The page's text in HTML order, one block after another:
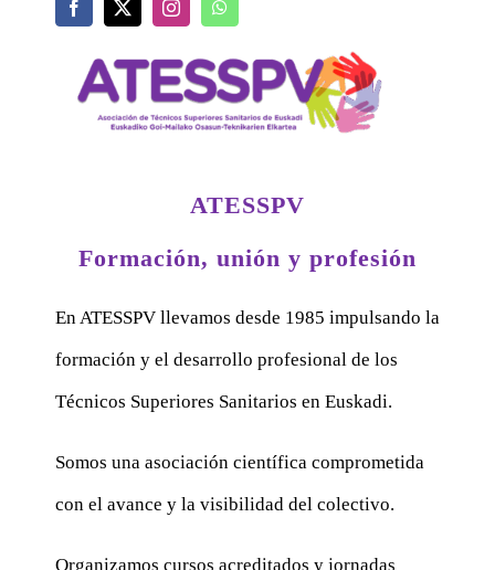
ATESSPV
Formación, unión y profesión
En ATESSPV llevamos desde 1985 impulsando la
formación y el desarrollo profesional de los
Técnicos Superiores Sanitarios en Euskadi.
Somos una asociación científica comprometida
con el avance y la visibilidad del colectivo.
Organizamos cursos acreditados y jornadas